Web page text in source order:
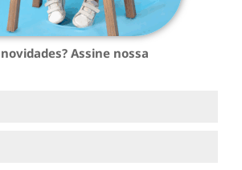
Assine nossa